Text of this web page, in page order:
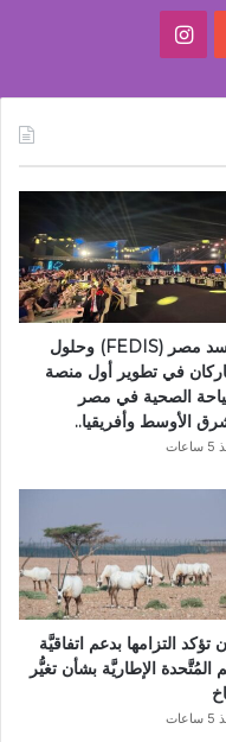
انستقرام
فيكسد مصر (FEDIS) وحلول
في تطوير أول منصة
الصحية في مصر
الأوسط وأفريقيا..
تؤكد التزامها بدعم اتفاقيَّة
المُتَّحدة الإطاريَّة بشأن تغيُّر